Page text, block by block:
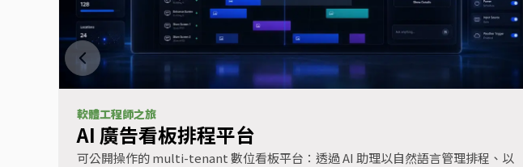
軟體工程師之旅
AI 廣告看板排程平台
可公開操作的 multi-tenant 數位看板平台：透過 AI 助理以自然語言管理排程、以